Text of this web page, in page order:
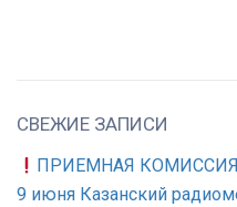
СВЕЖИЕ ЗАПИСИ
ПРИЕМНАЯ КОМИССИЯ
9 июня Казанский